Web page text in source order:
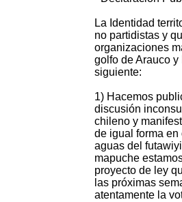
La Identidad
no partidistas y
organizaciones
golfo de Arauco
siguiente:
1) Hacemos
discusión
chileno y
de igual forma
aguas del
mapuche
proyecto de ley
las próximas
atentamente la